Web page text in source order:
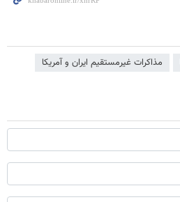
مذاكرات غيرمستقيم ايران و آمریکا